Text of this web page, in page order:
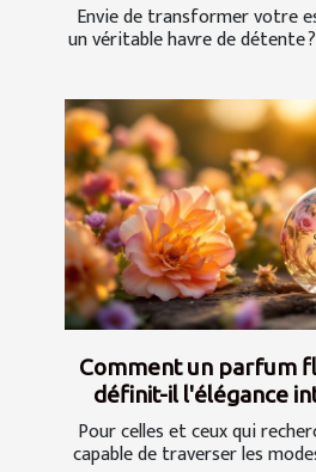
Envie de transformer votre
un véritable havre de détente
Comment un parfum
définit-il l'élégance
Pour celles et ceux qui
capable de traverser les